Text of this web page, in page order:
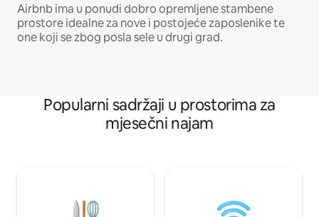
Airbnb ima u ponudi dobro opremljene stambene
prostore idealne za nove i postojeće zaposlenike te
one koji se zbog posla sele u drugi grad.
Popularni sadržaji u prostorima za
mjesečni najam